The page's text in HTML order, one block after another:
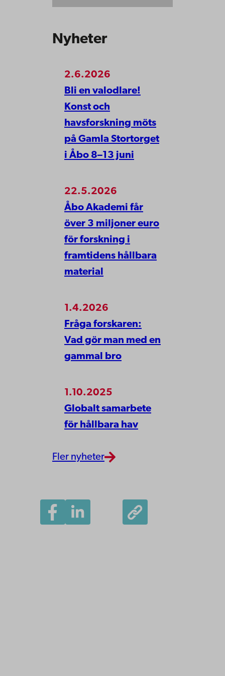
Nyheter
2.6.2026
Bli en valodlare!
Konst och
havsforskning möts
på Gamla Stortorget
i Åbo 8–13 juni
22.5.2026
Åbo Akademi får
över 3 miljoner euro
för forskning i
framtidens hållbara
material
1.4.2026
Fråga forskaren:
Vad gör man med en
gammal bro
1.10.2025
Globalt samarbete
för hållbara hav
Fler nyheter